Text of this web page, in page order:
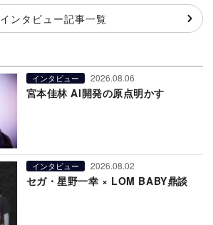
インタビュー記事一覧
インタビュー 2026.08.06
宮本佳林 AI開発の原点明かす
インタビュー 2026.08.02
セガ・星野一幸 × LOM BABY鼎談